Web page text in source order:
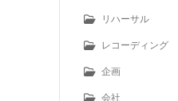
リハーサル
レコーディング
企画
会社